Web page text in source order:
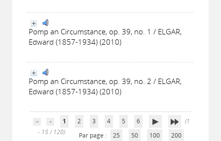
Pomp an Circumstance, op. 39, no. 1 / ELGAR,
Edward (1857-1934) (2010)
Pomp an Circumstance, op. 39, no. 2 / ELGAR,
Edward (1857-1934) (2010)
1 2 3 4 5 6
(1
- 15 / 120)
Par page : 25 50 100 200